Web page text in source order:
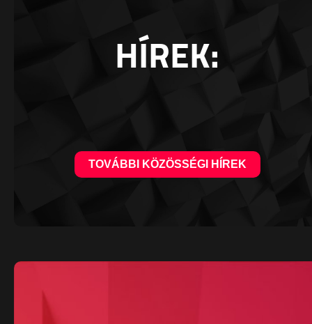
HÍREK:
TOVÁBBI KÖZÖSSÉGI HÍREK